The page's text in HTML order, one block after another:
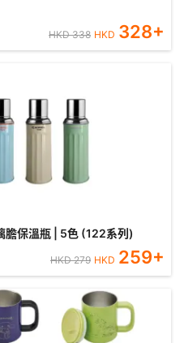
HKD338 HKD 328+
保溫瓶 | 5色 (122系列)
HKD279 HKD 259+